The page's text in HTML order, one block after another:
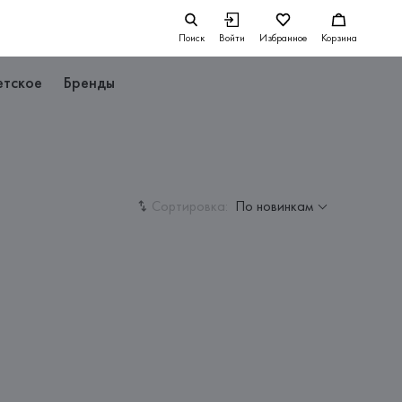
Поиск Войти Избранное Корзина
Бренды
Сортировка: По новинкам